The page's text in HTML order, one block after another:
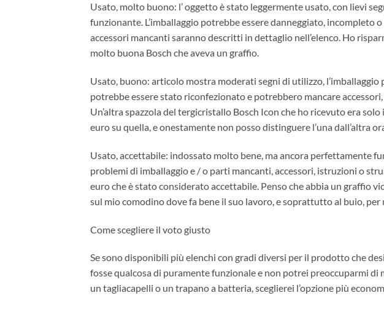
Usato, molto buono: l’ oggetto è stato leggermente usato, con lievi
funzionante. L’imballaggio potrebbe essere danneggiato, incompleto
accessori mancanti saranno descritti in dettaglio nell’elenco. Ho
molto buona Bosch che aveva un graffio.
Usato, buono: articolo mostra moderati segni di utilizzo, l’imballaggio
potrebbe essere stato riconfezionato e potrebbero mancare
Un’altra spazzola del tergicristallo Bosch Icon che ho ricevuto era
euro su quella, e onestamente non posso distinguere l’una dall’altra
Usato, accettabile: indossato molto bene, ma ancora perfettamente
problemi di imballaggio e / o parti mancanti, accessori, istruzioni o
euro che è stato considerato accettabile. Penso che abbia un graffio
sul mio comodino dove fa bene il suo lavoro, e soprattutto al buio, per
Come scegliere il voto giusto
Se sono disponibili più elenchi con gradi diversi per il prodotto che
fosse qualcosa di puramente funzionale e non potrei preoccuparmi di
un tagliacapelli o un trapano a batteria, sceglierei l’opzione più